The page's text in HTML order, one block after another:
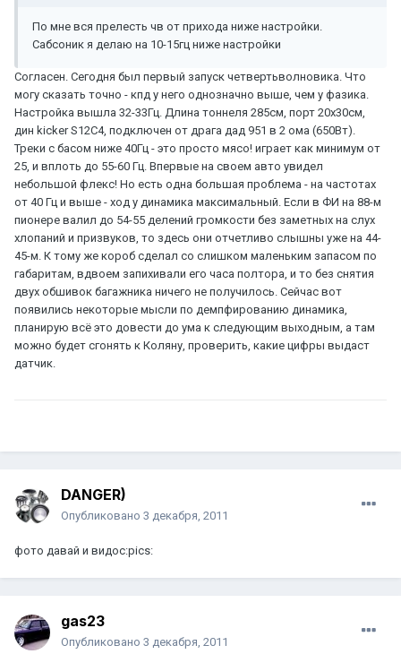
По мне вся прелесть чв от прихода ниже настройки.
Сабсоник я делаю на 10-15гц ниже настройки
Согласен. Сегодня был первый запуск четвертьволновика. Что
могу сказать точно - кпд у него однозначно выше, чем у фазика.
Настройка вышла 32-33Гц. Длина тоннеля 285см, порт 20х30см,
дин kicker S12C4, подключен от драга дад 951 в 2 ома (650Вт).
Треки с басом ниже 40Гц - это просто мясо! играет как минимум от
25, и вплоть до 55-60 Гц. Впервые на своем авто увидел
небольшой флекс! Но есть одна большая проблема - на частотах
от 40 Гц и выше - ход у динамика максимальный. Если в ФИ на 88-м
пионере валил до 54-55 делений громкости без заметных на слух
хлопаний и призвуков, то здесь они отчетливо слышны уже на 44-
45-м. К тому же короб сделал со слишком маленьким запасом по
габаритам, вдвоем запихивали его часа полтора, и то без снятия
двух обшивок багажника ничего не получилось. Сейчас вот
появились некоторые мысли по демпфированию динамика,
планирую всё это довести до ума к следующим выходным, а там
можно будет сгонять к Коляну, проверить, какие цифры выдаст
датчик.
DANGER)
Опубликовано 3 декабря, 2011
фото давай и видос:pics:
gas23
Опубликовано 3 декабря, 2011